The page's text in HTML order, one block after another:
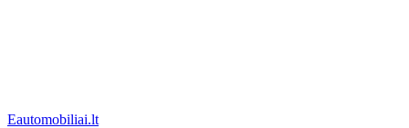
Eautomobiliai.lt